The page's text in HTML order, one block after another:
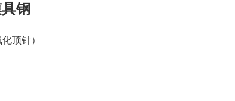
钢
化顶针）